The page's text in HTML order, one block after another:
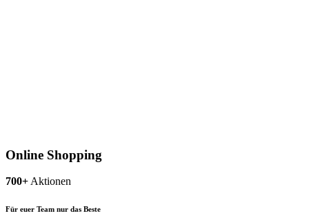
Online Shopping
700+ Aktionen
Für euer Team nur das Beste